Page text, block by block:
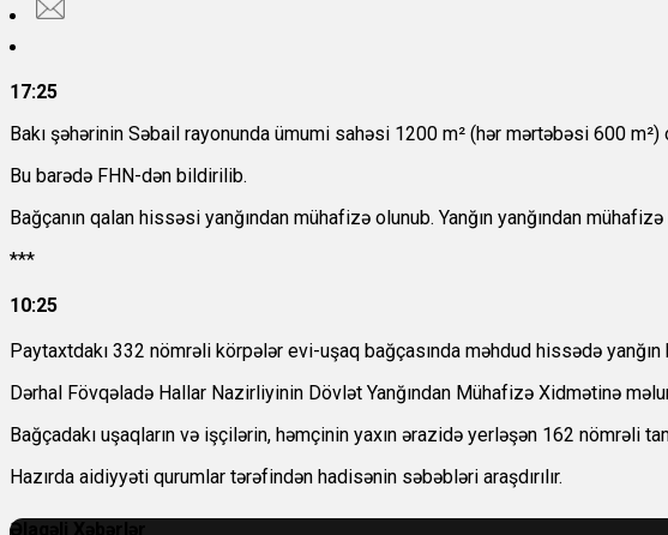
17:25
Bakı şəhərinin Səbail rayonunda ümumi sahəsi 1200 m² (hər mərtəbəsi 600
Bu barədə FHN-dən bildirilib.
Bağçanın qalan hissəsi yanğından mühafizə olunub. Yanğın yanğından
***
10:25
Paytaxtdakı 332 nömrəli körpələr evi-uşaq bağçasında məhdud hissədə yanğın
Dərhal Fövqəladə Hallar Nazirliyinin Dövlət Yanğından Mühafizə Xidmətinə
Bağçadakı uşaqların və işçilərin, həmçinin yaxın ərazidə yerləşən 162
Hazırda aidiyyəti qurumlar tərəfindən hadisənin səbəbləri araşdırılır.
Əlaqəli Xəbərlər